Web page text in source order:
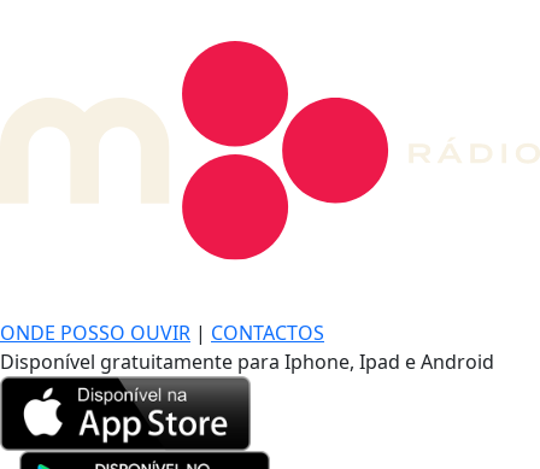
ONDE POSSO OUVIR | CONTACTOS
Disponível gratuitamente para Iphone, Ipad e Android